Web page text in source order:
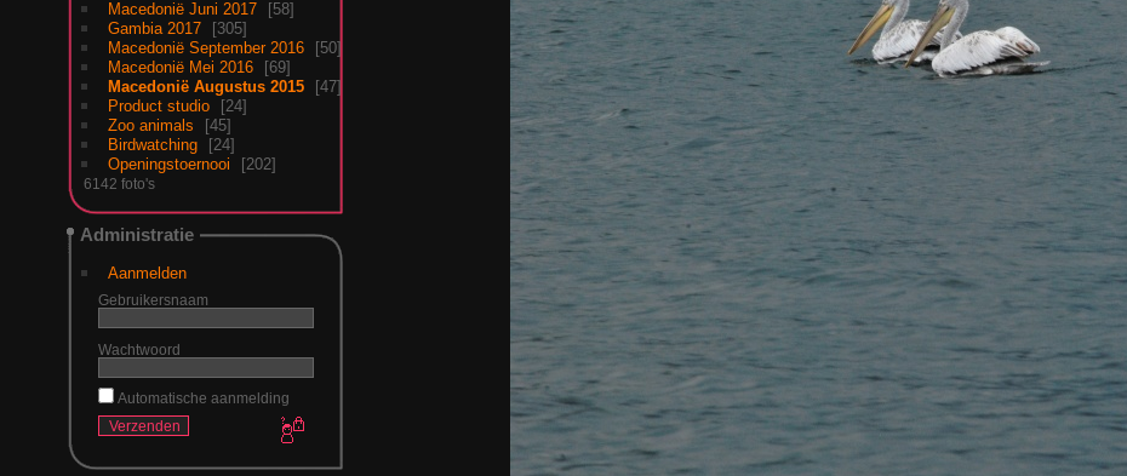
Macedonië Juni 2017
58
Gambia 2017
305
Macedonië September 2016
50
Macedonië Mei 2016
69
Macedonië Augustus 2015
47
Product studio
24
Zoo animals
45
Birdwatching
24
Openingstoernooi
202
6142 foto's
Administratie
Aanmelden
Gebruikersnaam
Wachtwoord
Automatische aanmelding